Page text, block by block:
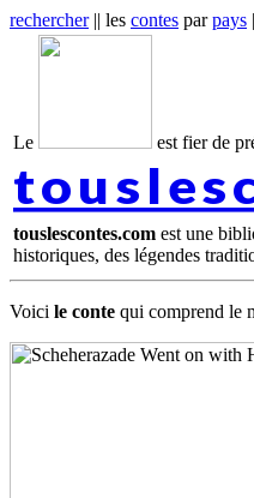
rechercher|| les contes parpays |
Le est fier de
touslescontes.com est une
historiques, des légendes
Voici le conte qui comprend le